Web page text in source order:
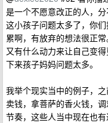
是一个不愿意改正的人，
这小孩子问题太多了，你
累啊，有放弃的想法很正
又有什么动力来让自己变
下来孩子妈妈问题太多。
我举个现实当中的例子，
卖钱，拿菩萨的香火钱，
节奏，这些人当中现在也